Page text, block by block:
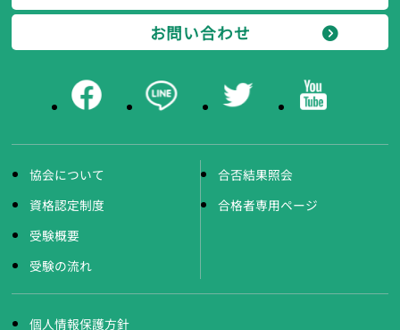
お問い合わせ
協会について
資格認定制度
受験概要
受験の流れ
合否結果照会
合格者専用ページ
個人情報保護方針